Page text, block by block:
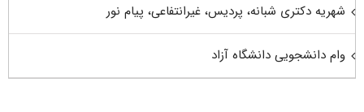
شهریه دکتری شبانه، پردیس، غیرانتفاعی، پیام نور
وام دانشجویی دانشگاه آزاد